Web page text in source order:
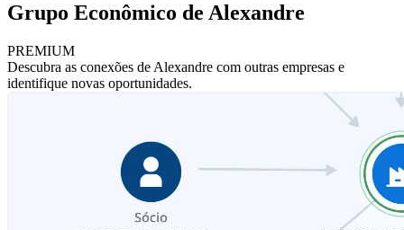
Grupo Econômico de Alexandre
PREMIUM
Descubra as conexões de Alexandre com outras empresas e
identifique novas oportunidades.